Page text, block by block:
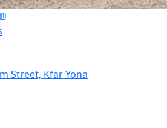
Street, Kfar Yona